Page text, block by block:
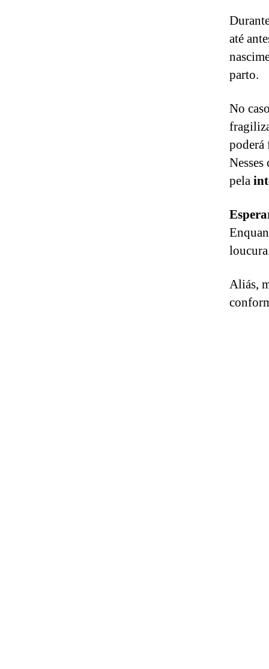
até
parto.
No
poderá
Nesses
pela
Aliás,